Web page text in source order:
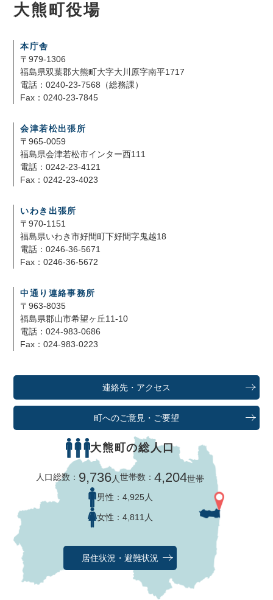
大熊町役場
本庁舎
〒979-1306
福島県双葉郡大熊町大字大川原字南平1717
電話：0240-23-7568（総務課）
Fax：0240-23-7845
会津若松出張所
〒965-0059
福島県会津若松市インター西111
電話：0242-23-4121
Fax：0242-23-4023
いわき出張所
〒970-1151
福島県いわき市好間町下好間字鬼越18
電話：0246-36-5671
Fax：0246-36-5672
中通り連絡事務所
〒963-8035
福島県郡山市希望ヶ丘11-10
電話：024-983-0686
Fax：024-983-0223
連絡先・アクセス
町へのご意見・ご要望
大熊町の総人口
人口総数： 9,736人世帯数：4,204世帯
男性： 4,925人
女性： 4,811人
居住状況・避難状況